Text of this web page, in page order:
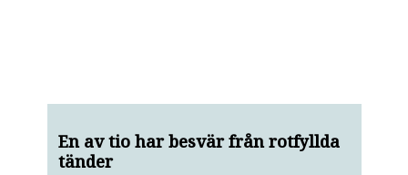
En av tio har besvär från rotfyllda
tänder